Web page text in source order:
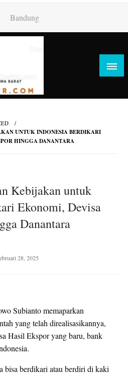
Bandung
UNTUK INDONESIA BERDIKARI
HINGGA DANANTARA
Kebijakan untuk
Ekonomi, Devisa
Danantara
28, 2025
Subianto memaparkan
yang telah direalisasikannya,
Hasil Ekspor yang baru, bank
bisa berdikari atau berdiri di kaki